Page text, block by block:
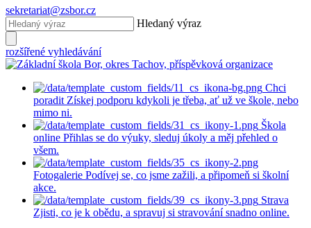
sekretariat@zsbor.cz
Hledaný výraz
rozšířené vyhledávání
Chci
poradit Získej podporu kdykoli je třeba, ať už ve škole, nebo
mimo ni.
Škola
online Přihlas se do výuky, sleduj úkoly a měj přehled o
všem.
Fotogalerie Podívej se, co jsme zažili, a připomeň si školní
akce.
Strava
Zjisti, co je k obědu, a spravuj si stravování snadno online.